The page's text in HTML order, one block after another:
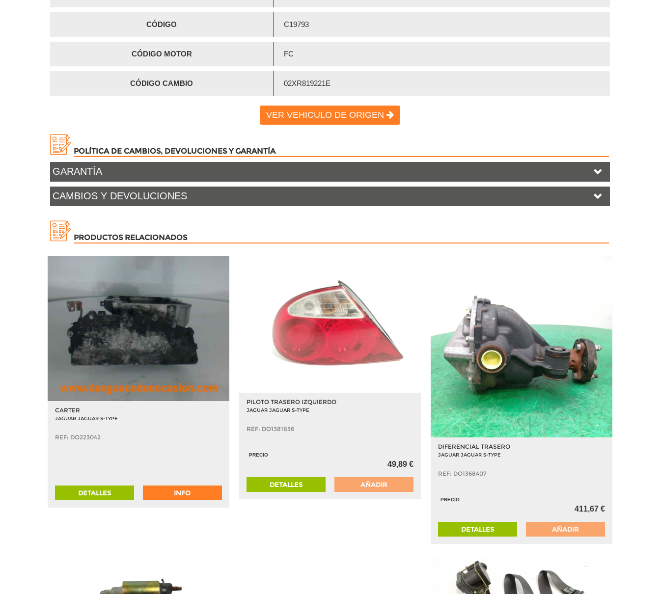
CÓDIGO C19793
CÓDIGO MOTOR FC
CÓDIGO CAMBIO 02XR819221E
VER VEHICULO DE ORIGEN
POLÍTICA DE CAMBIOS, DEVOLUCIONES Y GARANTÍA
GARANTÍA
CAMBIOS Y DEVOLUCIONES
PRODUCTOS RELACIONADOS
CARTER
JAGUAR JAGUAR S-TYPE
REF: DO223042
DETALLES INFO
PILOTO TRASERO IZQUIERDO
JAGUAR JAGUAR S-TYPE
REF: DO1381836
PRECIO
49,89 €
DETALLES AÑADIR
DIFERENCIAL TRASERO
JAGUAR JAGUAR S-TYPE
REF: DO1368407
PRECIO
411,67 €
DETALLES AÑADIR